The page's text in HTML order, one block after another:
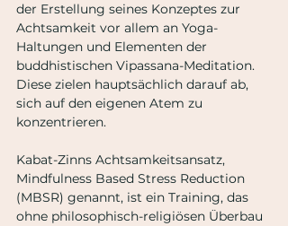
der Erstellung seines Konzeptes zur
Achtsamkeit vor allem an Yoga-
Haltungen und Elementen der
buddhistischen Vipassana-Meditation.
Diese zielen hauptsächlich darauf ab,
sich auf den eigenen Atem zu
konzentrieren.
Kabat-Zinns Achtsamkeitsansatz,
Mindfulness Based Stress Reduction
(MBSR) genannt, ist ein Training, das
ohne philosophisch-religiösen Überbau